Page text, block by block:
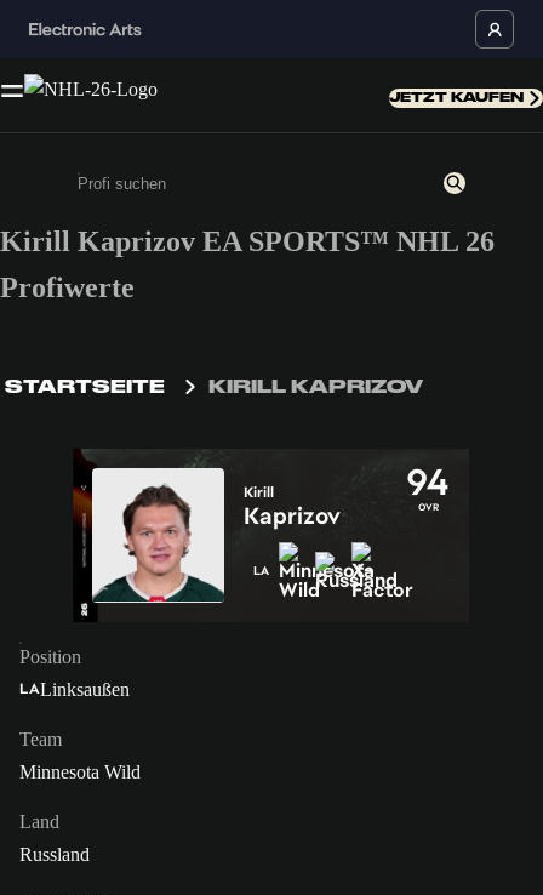
JETZT KAUFEN
Gib mindestens 3 Zeichen oder Ziffern ein
Kirill Kaprizov EA SPORTS™ NHL 26
Profiwerte
STARTSEITE KIRILL KAPRIZOV
94
OVR
Kirill
Kaprizov
LA
Position
LALinksaußen
Team
Minnesota Wild
Land
Russland